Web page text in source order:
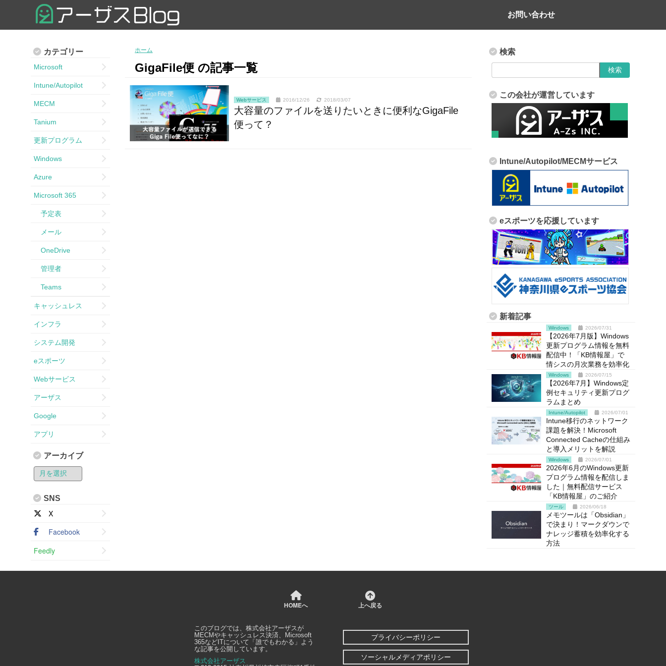
お問い合わせ
ホーム
GigaFile便 の記事一覧
Webサービス 2016/12/26 2018/03/07
大容量のファイルを送りたいときに便利なGigaFile
便って？
検索
この会社が運営しています
Intune/Autopilot/MECMサービス
eスポーツを応援しています
新着記事
Windows 2026/07/31
【2026年7月版】Windows
更新プログラム情報を無料
配信中！「KB情報屋」で
情シスの月次業務を効率化
Windows 2026/07/15
【2026年7月】Windows定
例セキュリティ更新プログ
ラムまとめ
Intune/Autopilot 2026/07/01
Intune移行のネットワーク
課題を解決！Microsoft
Connected Cacheの仕組み
と導入メリットを解説
Windows 2026/07/01
2026年6月のWindows更新
プログラム情報を配信しま
した｜無料配信サービス
「KB情報屋」のご紹介
ツール 2026/06/18
メモツールは「Obsidian」
で決まり！マークダウンで
ナレッジ蓄積を効率化する
方法
カテゴリー
Microsoft
Intune/Autopilot
MECM
Tanium
更新プログラム
Windows
Azure
Microsoft 365
予定表
メール
OneDrive
管理者
Teams
キャッシュレス
インフラ
システム開発
eスポーツ
Webサービス
アーザス
Google
アプリ
アーカイブ
SNS
X
Facebook
Feedly
HOMEへ 上へ戻る
このブログでは、 株式会社アーザスが
MECMやキャッシュレス決済、Microsoft
365などITについて「誰でもわかる」よう
な記事を公開しています。
株式会社アーザス
プライバシーポリシー
ソーシャルメディアポリシー